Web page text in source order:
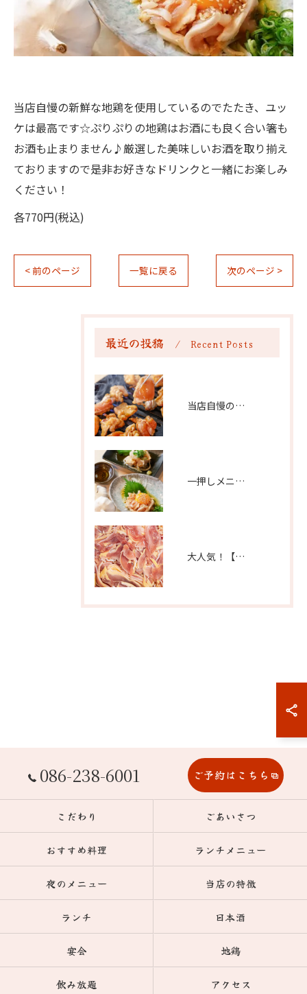
当店自慢の新鮮な地鶏を使用しているのでたたき、ユッ
ケは最高です☆ぷりぷりの地鶏はお酒にも良く合い箸も
お酒も止まりません♪厳選した美味しいお酒を取り揃え
ておりますので是非お好きなドリンクと一緒にお楽しみ
ください！
各770円(税込)
< 前のページ 一覧に戻る 次のページ >
最近の投稿 Recent Posts
当店自慢の逸品！【地鶏のかしわホルモン】
一押しメニュー【地鶏たたき】&【地鶏ユッケ】
大人気！【朝引き特選 親鳥もも】
086-238-6001 ご予約はこちら
こだわり ごあいさつ
おすすめ料理 ランチメニュー
夜のメニュー 当店の特徴
ランチ 日本酒
宴会 地鶏
飲み放題 アクセス